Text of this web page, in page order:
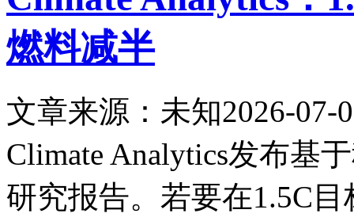
燃料减半
文章来源：未知2026-07-
Climate Analytics发布基
研究报告。若要在1.5C